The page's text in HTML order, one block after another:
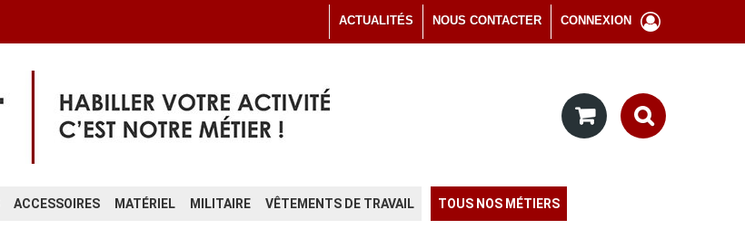
CONNEXION
NOUS CONTACTER
ACTUALITÉS
ACCESSOIRES MATÉRIEL MILITAIRE VÊTEMENTS DE TRAVAIL TOUS NOS MÉTIERS